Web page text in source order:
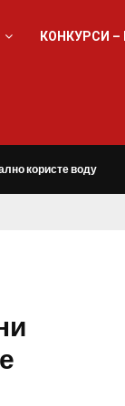
КОНКУРСИ
користе воду